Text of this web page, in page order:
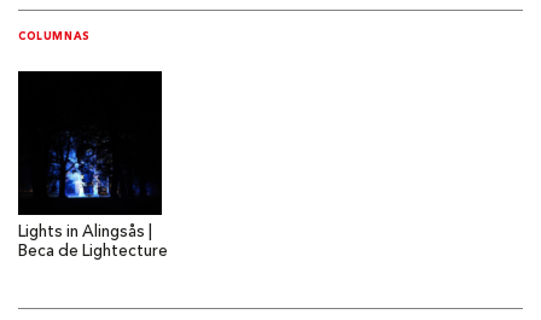
COLUMNAS
Lights in Alingsås |
Beca de Lightecture